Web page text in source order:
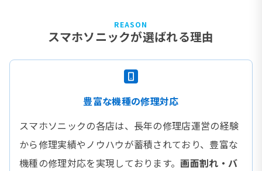
REASON
スマホソニックが選ばれる理由
豊富な機種の修理対応
スマホソニックの各店は、長年の修理店運営の経験
から修理実績やノウハウが蓄積されており、豊富な
機種の修理対応を実現しております。画面割れ・バ